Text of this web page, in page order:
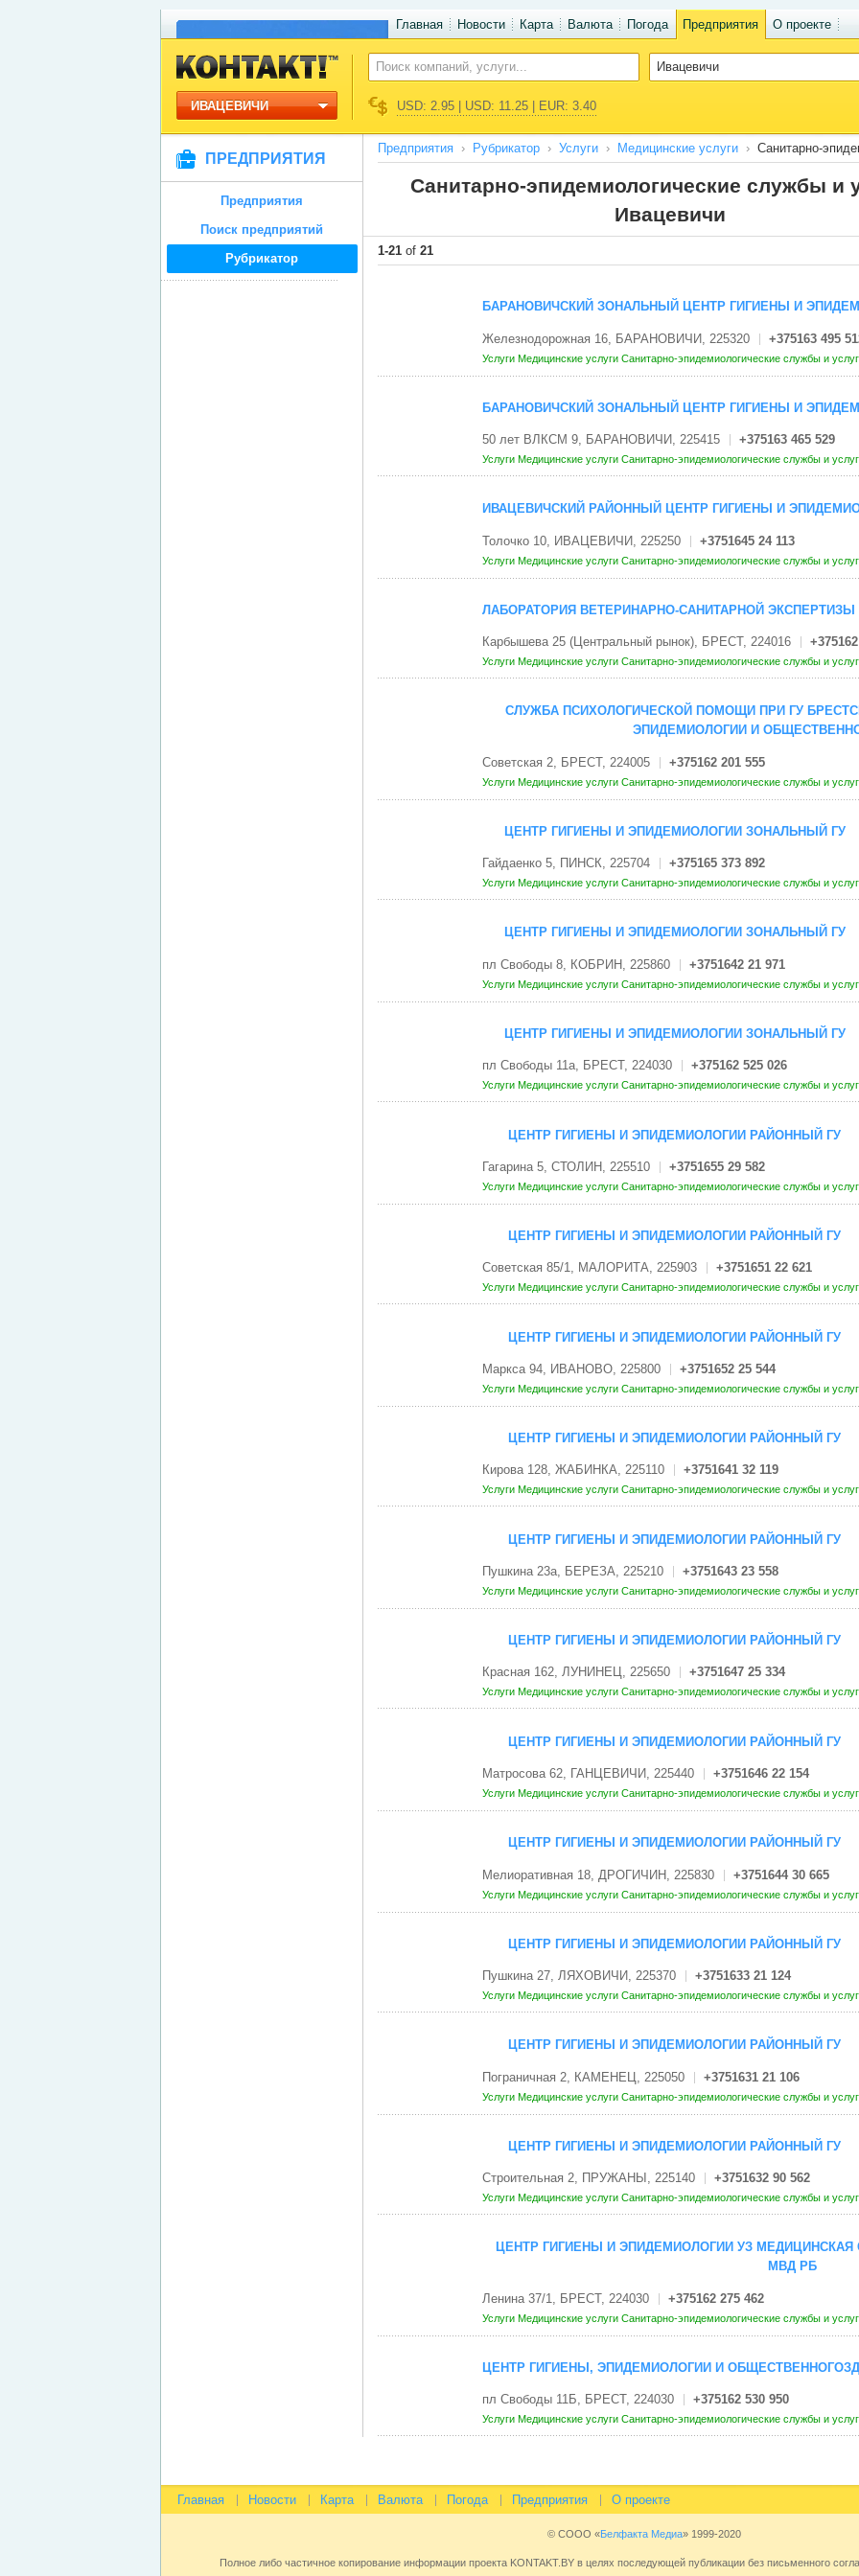
Главная Новости Карта Валюта Погода Предприятия О проекте
ИВАЦЕВИЧИ USD: 2.95 | USD: 11.25 | EUR: 3.40
ПРЕДПРИЯТИЯ
Предприятия
Поиск предприятий
Рубрикатор
Предприятия Рубрикатор Услуги Медицинские услуги Санитарно-
Санитарно-эпидемиологические службы и
Ивацевичи
1-21of 21
БАРАНОВИЧСКИЙ ЗОНАЛЬНЫЙ ЦЕНТР ГИГИЕНЫ И
Железнодорожная 16, БАРАНОВИЧИ, 225320 +375163 495
Услуги Медицинские услуги Санитарно-эпидемиологические службы и
БАРАНОВИЧСКИЙ ЗОНАЛЬНЫЙ ЦЕНТР ГИГИЕНЫ И
50 лет ВЛКСМ 9, БАРАНОВИЧИ, 225415 +375163 465 529
Услуги Медицинские услуги Санитарно-эпидемиологические службы и
ИВАЦЕВИЧСКИЙ РАЙОННЫЙ ЦЕНТР ГИГИЕНЫ И
Толочко 10, ИВАЦЕВИЧИ, 225250 +3751645 24 113
Услуги Медицинские услуги Санитарно-эпидемиологические службы и
ЛАБОРАТОРИЯ ВЕТЕРИНАРНО-САНИТАРНОЙ
Карбышева 25 (Центральный рынок), БРЕСТ, 224016
Услуги Медицинские услуги Санитарно-эпидемиологические службы и
СЛУЖБА ПСИХОЛОГИЧЕСКОЙ ПОМОЩИ ПРИ ГУ
ЭПИДЕМИОЛОГИИ И
Советская 2, БРЕСТ, 224005 +375162 201 555
Услуги Медицинские услуги Санитарно-эпидемиологические службы и
ЦЕНТР ГИГИЕНЫ И ЭПИДЕМИОЛОГИИ ЗОНАЛЬНЫЙ ГУ
Гайдаенко 5, ПИНСК, 225704 +375165 373 892
Услуги Медицинские услуги Санитарно-эпидемиологические службы и
ЦЕНТР ГИГИЕНЫ И ЭПИДЕМИОЛОГИИ ЗОНАЛЬНЫЙ ГУ
пл Свободы 8, КОБРИН, 225860 +3751642 21 971
Услуги Медицинские услуги Санитарно-эпидемиологические службы и
ЦЕНТР ГИГИЕНЫ И ЭПИДЕМИОЛОГИИ ЗОНАЛЬНЫЙ ГУ
пл Свободы 11а, БРЕСТ, 224030 +375162 525 026
Услуги Медицинские услуги Санитарно-эпидемиологические службы и
ЦЕНТР ГИГИЕНЫ И ЭПИДЕМИОЛОГИИ РАЙОННЫЙ ГУ
Гагарина 5, СТОЛИН, 225510 +3751655 29 582
Услуги Медицинские услуги Санитарно-эпидемиологические службы и
ЦЕНТР ГИГИЕНЫ И ЭПИДЕМИОЛОГИИ РАЙОННЫЙ ГУ
Советская 85/1, МАЛОРИТА, 225903 +3751651 22 621
Услуги Медицинские услуги Санитарно-эпидемиологические службы и
ЦЕНТР ГИГИЕНЫ И ЭПИДЕМИОЛОГИИ РАЙОННЫЙ ГУ
Маркса 94, ИВАНОВО, 225800 +3751652 25 544
Услуги Медицинские услуги Санитарно-эпидемиологические службы и
ЦЕНТР ГИГИЕНЫ И ЭПИДЕМИОЛОГИИ РАЙОННЫЙ ГУ
Кирова 128, ЖАБИНКА, 225110 +3751641 32 119
Услуги Медицинские услуги Санитарно-эпидемиологические службы и
ЦЕНТР ГИГИЕНЫ И ЭПИДЕМИОЛОГИИ РАЙОННЫЙ ГУ
Пушкина 23а, БЕРЕЗА, 225210 +3751643 23 558
Услуги Медицинские услуги Санитарно-эпидемиологические службы и
ЦЕНТР ГИГИЕНЫ И ЭПИДЕМИОЛОГИИ РАЙОННЫЙ ГУ
Красная 162, ЛУНИНЕЦ, 225650 +3751647 25 334
Услуги Медицинские услуги Санитарно-эпидемиологические службы и
ЦЕНТР ГИГИЕНЫ И ЭПИДЕМИОЛОГИИ РАЙОННЫЙ ГУ
Матросова 62, ГАНЦЕВИЧИ, 225440 +3751646 22 154
Услуги Медицинские услуги Санитарно-эпидемиологические службы и
ЦЕНТР ГИГИЕНЫ И ЭПИДЕМИОЛОГИИ РАЙОННЫЙ ГУ
Мелиоративная 18, ДРОГИЧИН, 225830 +3751644 30 665
Услуги Медицинские услуги Санитарно-эпидемиологические службы и
ЦЕНТР ГИГИЕНЫ И ЭПИДЕМИОЛОГИИ РАЙОННЫЙ ГУ
Пушкина 27, ЛЯХОВИЧИ, 225370 +3751633 21 124
Услуги Медицинские услуги Санитарно-эпидемиологические службы и
ЦЕНТР ГИГИЕНЫ И ЭПИДЕМИОЛОГИИ РАЙОННЫЙ ГУ
Пограничная 2, КАМЕНЕЦ, 225050 +3751631 21 106
Услуги Медицинские услуги Санитарно-эпидемиологические службы и
ЦЕНТР ГИГИЕНЫ И ЭПИДЕМИОЛОГИИ РАЙОННЫЙ ГУ
Строительная 2, ПРУЖАНЫ, 225140 +3751632 90 562
Услуги Медицинские услуги Санитарно-эпидемиологические службы и
ЦЕНТР ГИГИЕНЫ И ЭПИДЕМИОЛОГИИ УЗ
МВД РБ
Ленина 37/1, БРЕСТ, 224030 +375162 275 462
Услуги Медицинские услуги Санитарно-эпидемиологические службы и
ЦЕНТР ГИГИЕНЫ, ЭПИДЕМИОЛОГИИ И
пл Свободы 11Б, БРЕСТ, 224030 +375162 530 950
Услуги Медицинские услуги Санитарно-эпидемиологические службы и
Главная Новости Карта Валюта Погода Предприятия О проекте
© СООО «Белфакта Медиа» 1999-2020
Полное либо частичное копирование информации проекта KONTAKT.BY в целях последующей публикации без письменного